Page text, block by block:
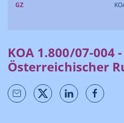
GZ
KOA 1.800/07-004 -
Österreichischer